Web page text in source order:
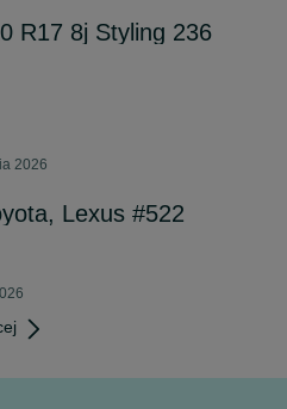
R17 8j Styling 236
2026
Lexus #522